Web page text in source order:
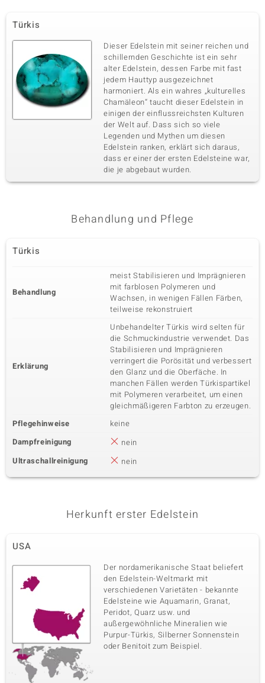
Türkis
Dieser Edelstein mit seiner reichen und
schillernden Geschichte ist ein sehr
alter Edelstein, dessen Farbe mit fast
jedem Hauttyp ausgezeichnet
harmoniert. Als ein wahres „kulturelles
Chamäleon“ taucht dieser Edelstein in
einigen der einflussreichsten Kulturen
der Welt auf. Dass sich so viele
Legenden und Mythen um diesen
Edelstein ranken, erklärt sich daraus,
dass er einer der ersten Edelsteine war,
die je abgebaut wurden.
Behandlung und Pflege
Türkis
Behandlung
meist Stabilisieren und Imprägnieren
mit farblosen Polymeren und
Wachsen, in wenigen Fällen Färben,
teilweise rekonstruiert
Erklärung
Unbehandelter Türkis wird selten für
die Schmuckindustrie verwendet. Das
Stabilisieren und Imprägnieren
verringert die Porösität und verbessert
den Glanz und die Oberfäche. In
manchen Fällen werden Türkispartikel
mit Polymeren verarbeitet, um einen
gleichmäßigeren Farbton zu erzeugen.
Pflegehinweise
keine
Dampfreinigung
nein
Ultraschallreinigung
nein
Herkunft erster Edelstein
USA
Der nordamerikanische Staat beliefert
den Edelstein-Weltmarkt mit
verschiedenen Varietäten - bekannte
Edelsteine wie Aquamarin, Granat,
Peridot, Quarz usw. und
außergewöhnliche Mineralien wie
Purpur-Türkis, Silberner Sonnenstein
oder Benitoit zum Beispiel.